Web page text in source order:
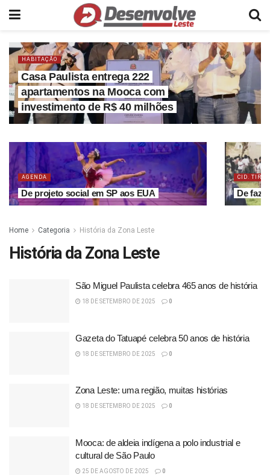
HABITAÇÃO
Casa Paulista entrega 222
apartamentos na Mooca com
investimento de R$ 40 milhões
AGENDA
De projeto social em SP aos EUA
CID.
De
Home Categoria História da Zona Leste
História da Zona Leste
São Miguel Paulista celebra 465 anos de história
18 DE SETEMBRO DE 2025 0
Gazeta do Tatuapé celebra 50 anos de história
18 DE SETEMBRO DE 2025 0
Zona Leste: uma região, muitas histórias
18 DE SETEMBRO DE 2025 0
Mooca: de aldeia indígena a polo industrial e
cultural de São Paulo
25 DE AGOSTO DE 2025 0